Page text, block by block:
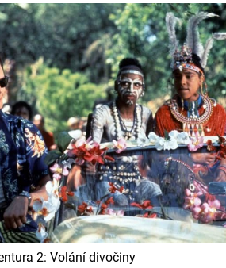
2: Volání divočiny